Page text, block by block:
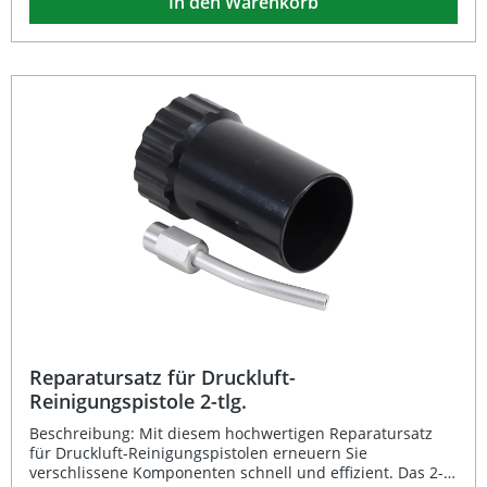
Zeiträume. Ideal für präzises Ausblasen in engen
Arbeitsbereichen Einfache Einhandbedienung durch
Arbeiten Hochwertige Verarbeitung von BGS Perfekt für
Werkstatt, Industrie und Haushalt Lieferumfang: 1 × BGS
Druckluft-Ausblasstift, Länge 80 mm
Reparatursatz für Druckluft-
Reinigungspistole 2-tlg.
Beschreibung: Mit diesem hochwertigen Reparatursatz
für Druckluft-Reinigungspistolen erneuern Sie
verschlissene Komponenten schnell und effizient. Das 2-